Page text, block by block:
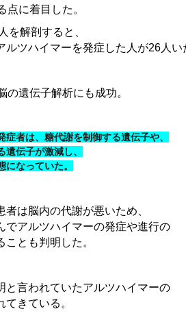
点に着目した。
を解剖すると、
ルツハイマーを発症した人が26人い
の遺伝子解析にも成功。
症者は、糖代謝を制御する遺伝子や、
遺伝子が激減し、
になっていた。
者は脳内の代謝が悪いため、
でアルツハイマーの発症や進行の
とも判明した。
と言われていたアルツハイマーの
てきている。